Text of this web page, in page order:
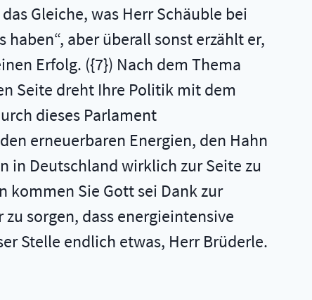
Gleiche, was Herr Schäuble bei
aber überall sonst erzählt er,
Erfolg. ({7}) Nach dem Thema
Seite dreht Ihre Politik mit dem
dieses Parlament
erneuerbaren Energien, den Hahn
in Deutschland wirklich zur Seite zu
kommen Sie Gott sei Dank zur
sorgen, dass energieintensive
Stelle endlich etwas, Herr Brüderle.